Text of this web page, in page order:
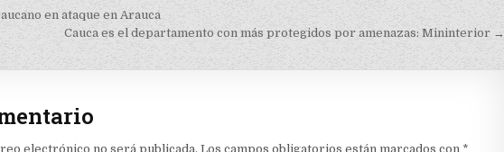
en ataque en Arauca
Cauca es el departamento con más protegidos por amenazas: Mininterior →
electrónico no será publicada. Los campos obligatorios están marcados con *